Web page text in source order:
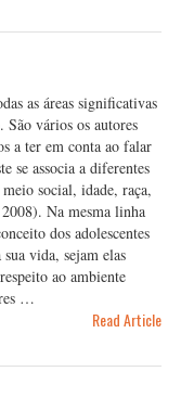
as áreas significativas
vários os autores
a ter em conta ao falar
se associa a diferentes
social, idade, raça,
Na mesma linha
dos adolescentes
sua vida, sejam elas
ao ambiente
…
Read Article